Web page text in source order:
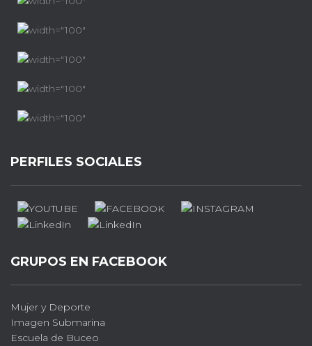
PERFILES SOCIALES
GRUPOS EN FACEBOOK
Mujer y Deporte
Imagen Submarina
Escuela de Buceo